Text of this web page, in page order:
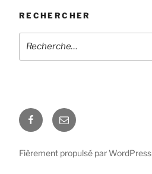
RECHERCHER
Recherche
Facebook
E-
mail
Fièrement propulsé par WordPress